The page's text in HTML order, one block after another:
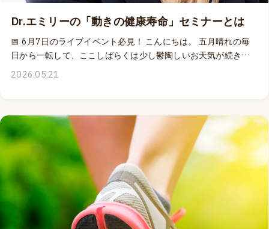
料でプレゼントしています。🎁 この特別キャンペーンは6月7日
（日）23:59まで。 Dr.エミリーから足底腱膜について体系的に
学べるこの機会を、どうぞお見逃しなく。 👉 Dr.エミリーのイ
ベント詳細はこちら
Dr.エミリーの「動きの健康寿命」セミナーとは
📅 6月7日のライブイベント必見！ こんにちは。 五月晴れの毎
日から一転して、ここしばらくは少し鬱陶しいお天気が続きそ
うですね。こんな天候の時にも動くことを楽しむ習慣は常に大
は、4名の素晴らしいプレゼンターによるセミナーを提供しま
す。トップバッターはDr.エミリー・スプリカル 🎓 エミリーは会
場登壇ではなく、オンライン登壇となりますが、75分間の時間
枠の中で、「ムーブメント・ロンジェビティ（動きの健康寿
命）」という概念を掘り下げます。これは、生涯を通じて可動
性、安定性、自信、そして自立性を維持する能力のことです。
受講者の皆さんは、なぜ「運動の量」だけでなく「運動の質」
が、健康的なエイジングにおいて最も見落とされがちな柱の一
2026.05.21